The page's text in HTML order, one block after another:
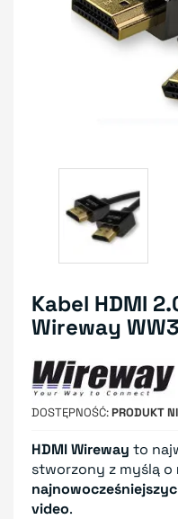
Kabel HDMI
Wireway
DOSTĘPNOŚĆ PRODUKT
HDMI Wireway to
stworzony z myślą o
video.